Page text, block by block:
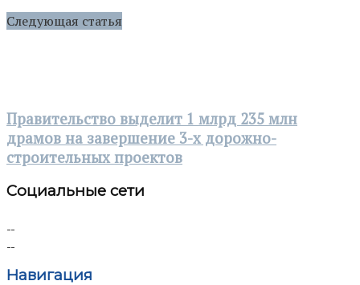
Следующая статья
Правительство выделит 1 млрд 235 млн
драмов на завершение 3-х дорожно-
строительных проектов
Социальные сети
Навигация